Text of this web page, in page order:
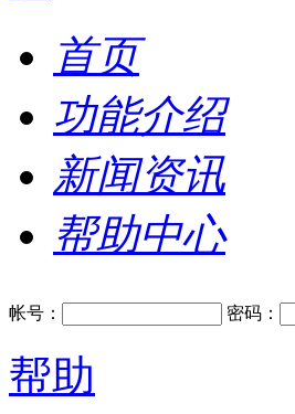
首页
功能介绍
新闻资讯
帮助中心
帐号： 密码：
帮助